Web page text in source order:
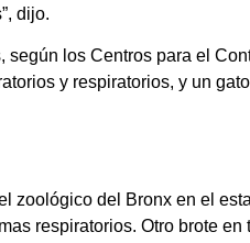
dijo.
según los Centros para el
y respiratorios, y un
zoológico del Bronx en el
respiratorios. Otro brote en